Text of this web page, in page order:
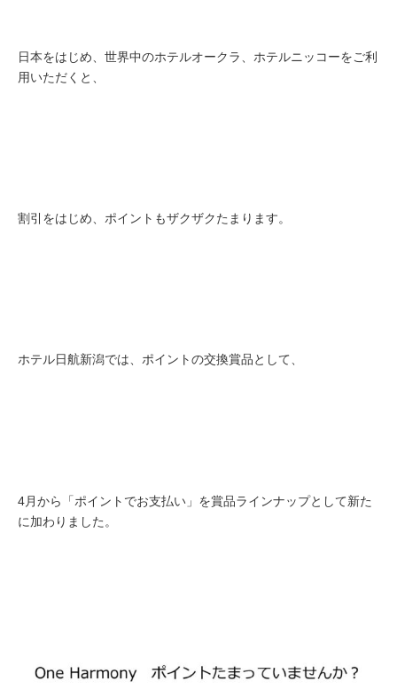
日本をはじめ、世界中のホテルオークラ、ホテルニッコーをご利
用いただくと、
割引をはじめ、ポイントもザクザクたまります。
ホテル日航新潟では、ポイントの交換賞品として、
4月から「ポイントでお支払い」を賞品ラインナップとして新た
に加わりました。